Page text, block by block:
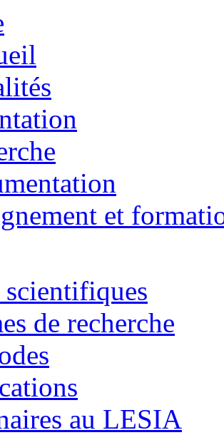
et
scientifiques
de recherche
au LESIA